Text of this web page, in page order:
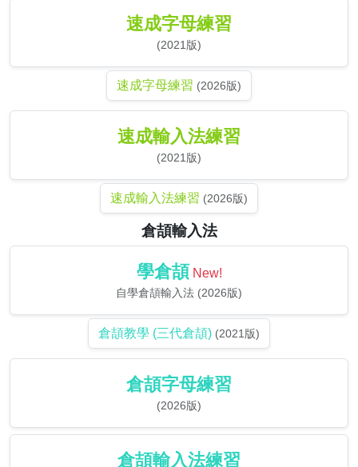
速成字母練習
(2021版)
速成字母練習 (2026版)
速成輸入法練習
(2021版)
速成輸入法練習 (2026版)
倉頡輸入法
學倉頡 New!
自學倉頡輸入法 (2026版)
倉頡教學 (三代倉頡) (2021版)
倉頡字母練習
(2026版)
倉頡輸入法練習